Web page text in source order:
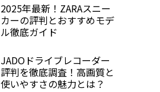
2025年最新！ZARAスニー
カーの評判とおすすめモデ
ル徹底ガイド
JADOドライブレコーダー
評判を徹底調査！高画質と
使いやすさの魅力とは？